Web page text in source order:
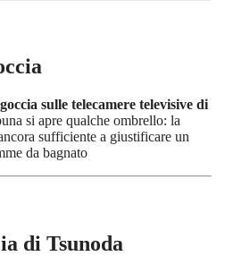
sulle telecamere televisive di
si apre qualche ombrello: la
sufficiente a giustificare un
da bagnato
di Tsunoda